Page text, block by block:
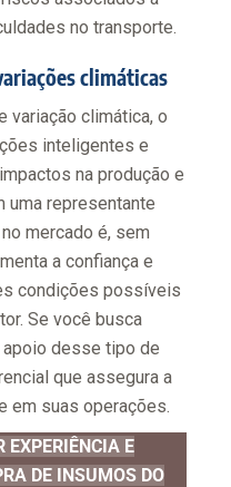
no transporte.
climáticas
variação climática, o
inteligentes e
na produção e
uma representante
mercado é, sem
a confiança e
condições possíveis
Se você busca
desse tipo de
que assegura a
em suas operações.
EXPERIÊNCIA E
DE INSUMOS DO